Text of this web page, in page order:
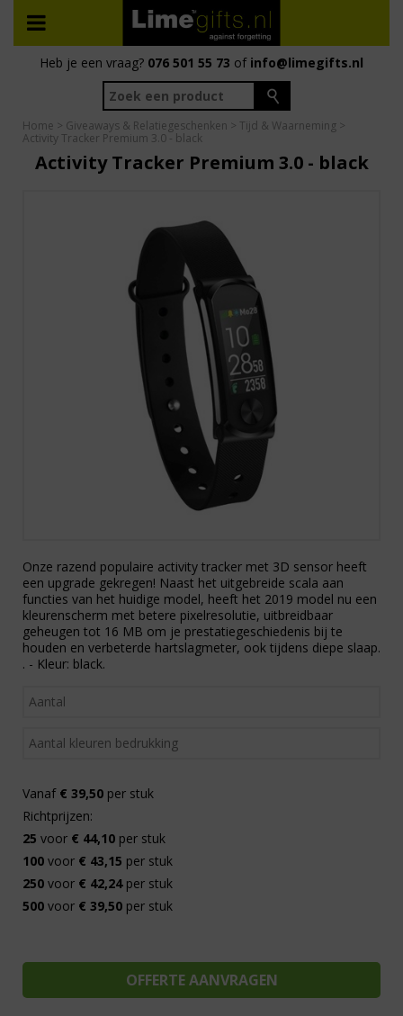
Heb je een vraag? 076 501 55 73 of info@limegifts.nl
Home > Giveaways & Relatiegeschenken > Tijd & Waarneming >
Activity Tracker Premium 3.0 - black
Activity Tracker Premium 3.0 - black
Onze razend populaire activity tracker met 3D sensor heeft
een upgrade gekregen! Naast het uitgebreide scala aan
functies van het huidige model, heeft het 2019 model nu een
kleurenscherm met betere pixelresolutie, uitbreidbaar
geheugen tot 16 MB om je prestatiegeschiedenis bij te
houden en verbeterde hartslagmeter, ook tijdens diepe slaap.
. - Kleur: black.
Vanaf € 39,50 per stuk
Richtprijzen:
25 voor € 44,10 per stuk
100 voor € 43,15 per stuk
250 voor € 42,24per stuk
500 voor € 39,50 per stuk